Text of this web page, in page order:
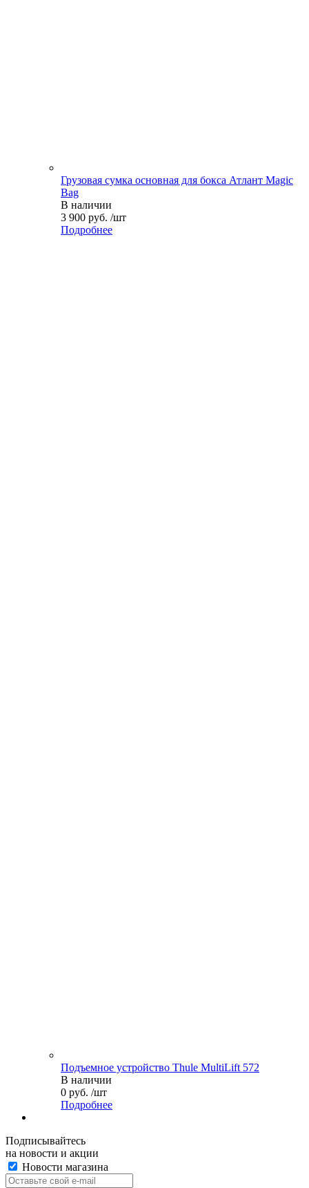
Грузовая сумка основная для бокса Атлант Magic
Bag
В наличии
3 900 руб. /шт
Подробнее
Подъемное устройство Thule MultiLift 572
В наличии
0 руб. /шт
Подробнее
Подписывайтесь
на новости и акции
Новости магазина